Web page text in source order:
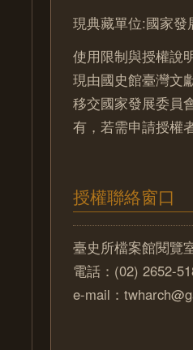
現典藏單位:國家發
使用限制與授權說
現由國史館臺灣文
移交國家發展委員
有，若需申請授權
授權聯絡窗口
臺史所檔案館閱覽
電話：(02) 2652-
e-mail：